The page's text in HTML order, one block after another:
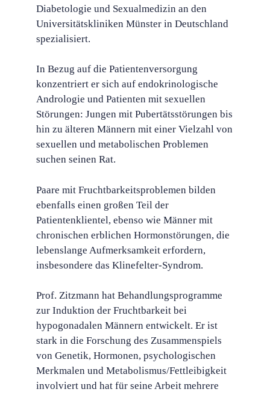
Diabetologie und Sexualmedizin an den
Universitätskliniken Münster in Deutschland
spezialisiert.
In Bezug auf die Patientenversorgung
konzentriert er sich auf endokrinologische
Andrologie und Patienten mit sexuellen
Störungen: Jungen mit Pubertätsstörungen bis
hin zu älteren Männern mit einer Vielzahl von
sexuellen und metabolischen Problemen
suchen seinen Rat.
Paare mit Fruchtbarkeitsproblemen bilden
ebenfalls einen großen Teil der
Patientenklientel, ebenso wie Männer mit
chronischen erblichen Hormonstörungen, die
lebenslange Aufmerksamkeit erfordern,
insbesondere das Klinefelter-Syndrom.
Prof. Zitzmann hat Behandlungsprogramme
zur Induktion der Fruchtbarkeit bei
hypogonadalen Männern entwickelt. Er ist
stark in die Forschung des Zusammenspiels
von Genetik, Hormonen, psychologischen
Merkmalen und Metabolismus/Fettleibigkeit
involviert und hat für seine Arbeit mehrere